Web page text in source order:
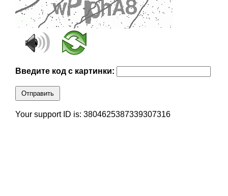
Введите код с картинки:
Отправить
Your support ID is: 3804625387339307316